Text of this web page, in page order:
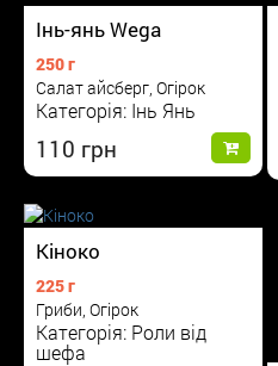
Інь-янь Wega
250 г
Салат айсберг, Огірок
Категорія: Інь Янь
110
Кіноко
225 г
Гриби, Огірок
Категорія: Роли від
шефа